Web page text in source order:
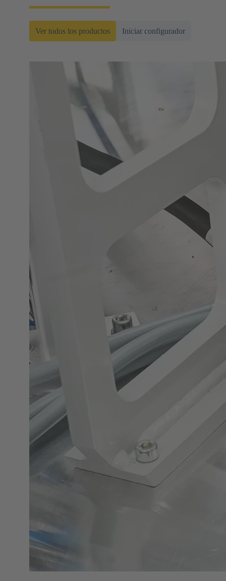
Ver todos los productos Iniciar configurador